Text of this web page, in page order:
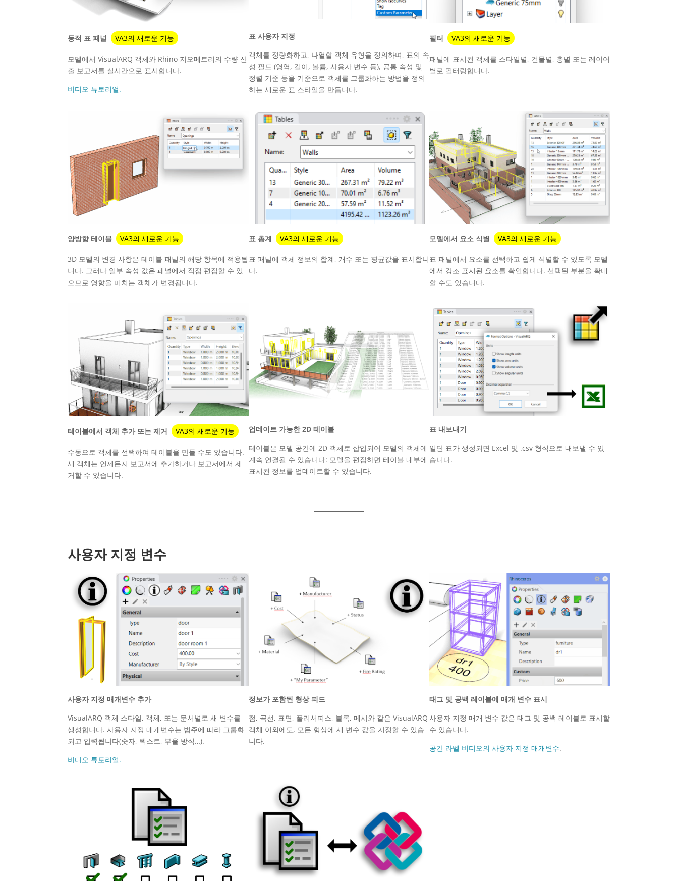
동적 표 패널 VA3의 새로운 기능
모델에서 VisualARQ 객체와 Rhino 지오메트리의 수량 산
출 보고서를 실시간으로 표시합니다.
비디오 튜토리얼.
표 사용자 지정
객체를 정량화하고, 나열할 객체 유형을 정의하며, 표의 속
성 필드 (영역, 길이, 볼륨, 사용자 변수 등), 공통 속성 및
정렬 기준 등을 기준으로 객체를 그룹화하는 방법을 정의
하는 새로운 표 스타일을 만듭니다.
필터 VA3의 새로운 기능
패널에 표시된 객체를 스타일별, 건물별, 층별 또는 레이어
별로 필터링합니다.
양방향 테이블 VA3의 새로운 기능
3D 모델의 변경 사항은 테이블 패널의 해당 항목에 적용됩
니다. 그러나 일부 속성 값은 패널에서 직접 편집할 수 있
으므로 영향을 미치는 객체가 변경됩니다.
표 총계 VA3의 새로운 기능
표 패널에 객체 정보의 합계, 개수 또는 평균값을 표시합니
다.
모델에서 요소 식별 VA3의 새로운 기능
표 패널에서 요소를 선택하고 쉽게 식별할 수 있도록 모델
에서 강조 표시된 요소를 확인합니다. 선택된 부분을 확대
할 수도 있습니다.
테이블에서 객체 추가 또는 제거 VA3의 새로운 기능
수동으로 객체를 선택하여 테이블을 만들 수도 있습니다.
새 객체는 언제든지 보고서에 추가하거나 보고서에서 제
거할 수 있습니다.
업데이트 가능한 2D 테이블
테이블은 모델 공간에 2D 객체로 삽입되어 모델의 객체에
계속 연결될 수 있습니다: 모델을 편집하면 테이블 내부에
표시된 정보를 업데이트할 수 있습니다.
표 내보내기
일단 표가 생성되면 Excel 및 .csv 형식으로 내보낼 수 있
습니다.
사용자 지정 변수
사용자 지정 매개변수 추가
VisualARQ 객체 스타일, 객체, 또는 문서별로 새 변수를
생성합니다. 사용자 지정 매개변수는 범주에 따라 그룹화
되고 입력됩니다(숫자, 텍스트, 부울 방식…).
비디오 튜토리얼.
정보가 포함된 형상 피드
점, 곡선, 표면, 폴리서피스, 블록, 메시와 같은 VisualARQ
객체 이외에도, 모든 형상에 새 변수 값을 지정할 수 있습
니다.
태그 및 공백 레이블에 매개 변수 표시
사용자 지정 매개 변수 값은 태그 및 공백 레이블로 표시할
수 있습니다.
공간 라벨 비디오의 사용자 지정 매개변수.